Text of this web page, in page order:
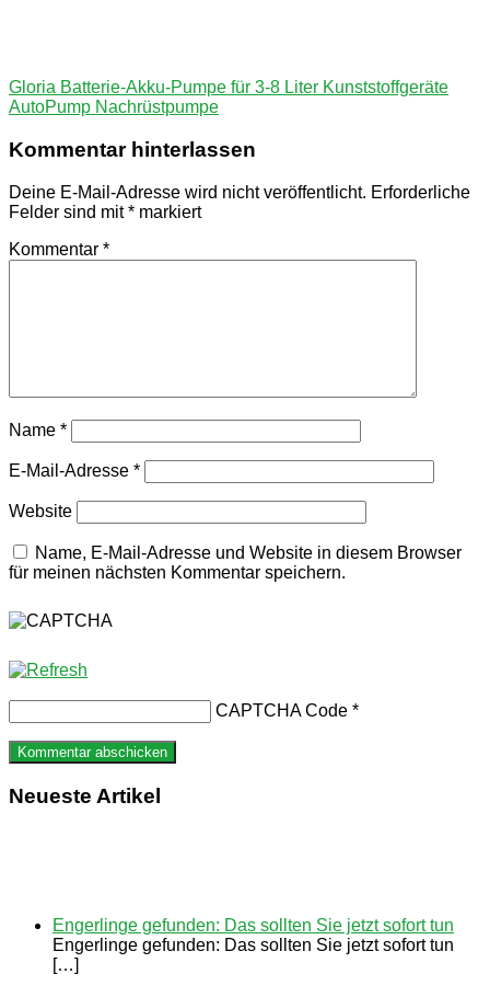
Beitragsnavigation
Vorheriger
Beitrag:
Gloria Batterie-Akku-Pumpe für 3-8 Liter Kunststoffgeräte
AutoPump Nachrüstpumpe
Kommentar hinterlassen
Deine E-Mail-Adresse wird nicht veröffentlicht. Erforderliche
Felder sind mit* markiert
Kommentar *
Name *
E-Mail-Adresse *
Website
Name, E-Mail-Adresse und Website in diesem Browser
für meinen nächsten Kommentar speichern.
CAPTCHA Code *
Neueste Artikel
Engerlinge gefunden: Das sollten Sie jetzt sofort tun
Engerlinge gefunden: Das sollten Sie jetzt sofort tun
[…]